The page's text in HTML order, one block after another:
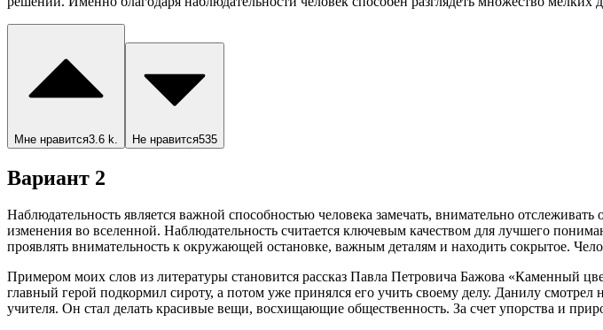
Мне нравится3.6 k. Не нравится535
Вариант 2
Наблюдательность является важной способностью человека замечать, внимательно
изменения во вселенной. Наблюдательность считается ключевым качеством для лучшего
проявлять внимательность к окружающей остановке, важным деталям и находить сокрытое.
Примером моих слов из литературы становится рассказ Павла Петровича Бажова «Каменный
главный герой подкормил сироту, а потом уже принялся его учить своему делу. Данилу
учителя. Он стал делать красивые вещи, восхищающие общественность. За счет упорства и